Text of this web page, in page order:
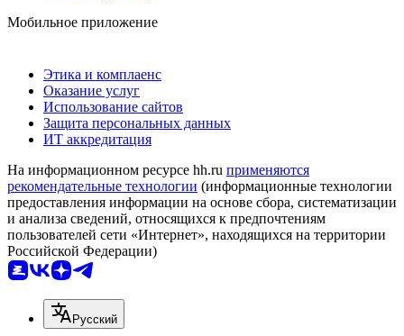
Мобильное приложение
Этика и комплаенс
Оказание услуг
Использование сайтов
Защита персональных данных
ИТ аккредитация
На информационном ресурсе hh.ru применяются
рекомендательные технологии (информационные технологии
предоставления информации на основе сбора, систематизации
и анализа сведений, относящихся к предпочтениям
пользователей сети «Интернет», находящихся на территории
Российской Федерации)
Русский